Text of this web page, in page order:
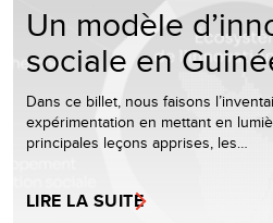
Un modèle
sociale en
Dans ce billet, nous faisons
expérimentation en mettant en
principales leçons apprises, les…
LIRE LA SUITE